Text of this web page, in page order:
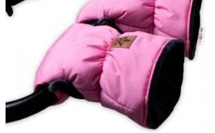
variants.
The
chosen
the
product
page